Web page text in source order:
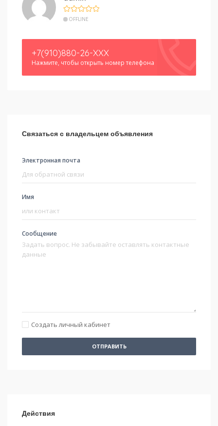
OFFLINE
+7(910)880-26-XXX
Нажмите, чтобы открыть номер телефона
Связаться с владельцем объявления
Электронная почта
Имя
Сообщение
Создать личный кабинет
ОТПРАВИТЬ
Действия